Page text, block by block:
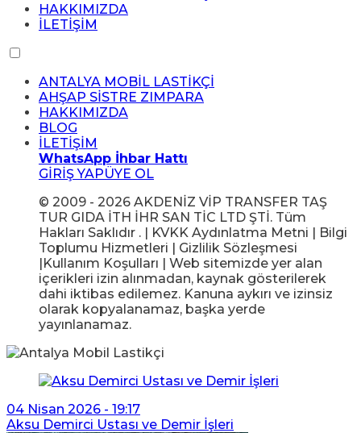
HAKKIMIZDA
İLETİŞİM
ANTALYA MOBİL LASTİKÇİ
AHŞAP SİSTRE ZIMPARA
HAKKIMIZDA
BLOG
İLETİŞİM
WhatsApp İhbar Hattı
GİRİŞ YAPÜYE OL
© 2009 - 2026 AKDENİZ VİP TRANSFER TAŞ
TUR GIDA İTH İHR SAN TİC LTD ŞTİ. Tüm
Hakları Saklıdır . | KVKK Aydınlatma Metni | Bilgi
Toplumu Hizmetleri | Gizlilik Sözleşmesi
|Kullanım Koşulları | Web sitemizde yer alan
içerikleri izin alınmadan, kaynak gösterilerek
dahi iktibas edilemez. Kanuna aykırı ve izinsiz
olarak kopyalanamaz, başka yerde
yayınlanamaz.
04 Nisan 2026 - 19:17
Aksu Demirci Ustası ve Demir İşleri